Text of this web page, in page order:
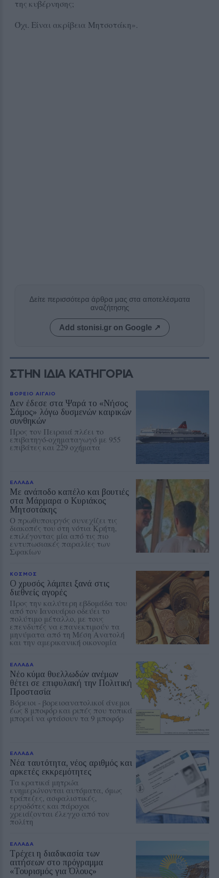
της κυβέρνησης;
Όχι. Είναι ακρίβεια Μητσοτάκη».
Δείτε περισσότερα άρθρα μας στα αποτελέσματα
αναζήτησης
Add stonisi.gr on Google ↗
ΣΤΗΝ ΙΔΙΑ ΚΑΤΗΓΟΡΙΑ
ΒΟΡΕΙΟ ΑΙΓΑΙΟ
Δεν έδεσε στα Ψαρά το «Νήσος
Σάμος» λόγω δυσμενών καιρικών
συνθηκών
Προς τον Πειραιά πλέει το
επιβατηγό-οχηματαγωγό με 955
επιβάτες και 229 οχήματα
ΕΛΛΑΔΑ
Με ανάποδο καπέλο και βουτιές
στα Μάρμαρα ο Κυριάκος
Μητσοτάκης
Ο πρωθυπουργός συνεχίζει τις
διακοπές του στη νότια Κρήτη,
επιλέγοντας μία από τις πιο
εντυπωσιακές παραλίες των
Σφακίων
ΚΟΣΜΟΣ
Ο χρυσός λάμπει ξανά στις
διεθνείς αγορές
Προς την καλύτερη εβδομάδα του
από τον Ιανουάριο οδεύει το
πολύτιμο μέταλλο, με τους
επενδυτές να επανεκτιμούν τα
μηνύματα από τη Μέση Ανατολή
και την αμερικανική οικονομία
ΕΛΛΑΔΑ
Νέο κύμα θυελλωδών ανέμων
θέτει σε επιφυλακή την Πολιτική
Προστασία
Βόρειοι - βορειοανατολικοί άνεμοι
έως 8 μποφόρ και ριπές που τοπικά
μπορεί να φτάσουν τα 9 μποφόρ
ΕΛΛΑΔΑ
Νέα ταυτότητα, νέος αριθμός και
αρκετές εκκρεμότητες
Τα κρατικά μητρώα
ενημερώνονται αυτόματα, όμως
τράπεζες, ασφαλιστικές,
εργοδότες και πάροχοι
χρειάζονται έλεγχο από τον
πολίτη
ΕΛΛΑΔΑ
Τρέχει η διαδικασία των
αιτήσεων στο πρόγραμμα
«Τουρισμός για Όλους»